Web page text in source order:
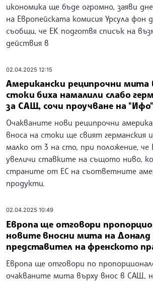
икономика ще бъде огромно, заяви
на Европейската комисия Урсула фон
съобщи, че ЕК подготвя списък на
действия в
02.04.2025 12:15
Американски реципрочни мита
стоки биха намалили слабо
за САЩ, сочи проучване на "Ифо"
Очакваните нови реципрочни
вноса на стоки ще свият германския
малко от 3 на сто, при положение, че
увеличи ставките на същото ниво,
страните от ЕС на съответните
продукти.
02.04.2025 10:49
Европа ще отговори
новите вносни мита на Доналд
представител на френското
Европа ще отговори по
очакваните мита върху внос в САЩ,